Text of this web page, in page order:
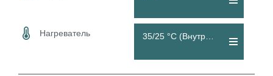
Нагреватель 35/25 °C (Внутренний)